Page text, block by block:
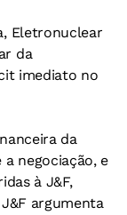
Eletronuclear
da
imediato no
da
negociação, e
à J&F,
argumenta